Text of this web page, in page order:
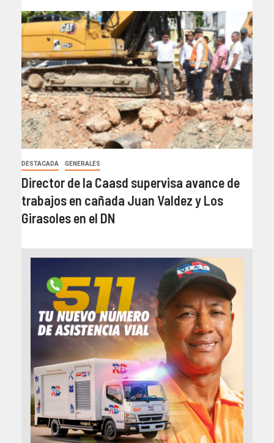
DESTACADA GENERALES
Director de la Caasd supervisa avance de
trabajos en cañada Juan Valdez y Los
Girasoles en el DN